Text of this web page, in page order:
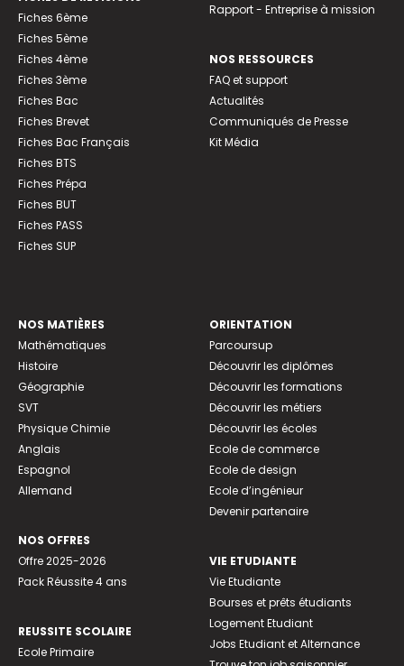
Fiches 6ème
Fiches 5ème
Fiches 4ème
Fiches 3ème
Fiches Bac
Fiches Brevet
Fiches Bac Français
Fiches BTS
Fiches Prépa
Fiches BUT
Fiches PASS
Fiches SUP
Rapport - Entreprise à mission
NOS RESSOURCES
FAQ et support
Actualités
Communiqués de Presse
Kit Média
NOS MATIÈRES
Mathématiques
Histoire
Géographie
SVT
Physique Chimie
Anglais
Espagnol
Allemand
NOS OFFRES
Offre 2025-2026
Pack Réussite 4 ans
REUSSITE SCOLAIRE
Ecole Primaire
ORIENTATION
Parcoursup
Découvrir les diplômes
Découvrir les formations
Découvrir les métiers
Découvrir les écoles
Ecole de commerce
Ecole de design
Ecole d’ingénieur
Devenir partenaire
VIE ETUDIANTE
Vie Etudiante
Bourses et prêts étudiants
Logement Etudiant
Jobs Etudiant et Alternance